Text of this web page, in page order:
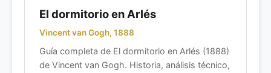
El dormitorio en Arlés
Vincent van Gogh, 1888
Guía completa de El dormitorio en Arlés (1888)
de Vincent van Gogh. Historia, análisis técnico,